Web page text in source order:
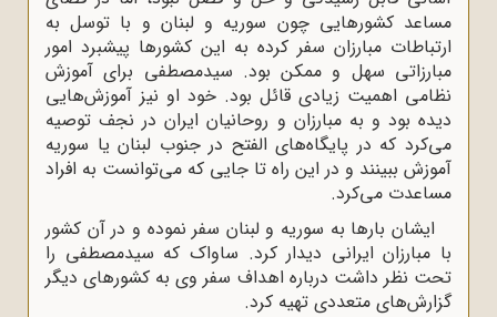
مساعد کشورهایی چون سوریه و لبنان و با توسل به
ارتباطات مبارزان سفر کرده به این کشورها پیشبرد امور
مبارزاتی سهل و ممکن بود. سیدمصطفی برای آموزش
نظامی اهمیت زیادی قائل بود. خود او نیز آموزش‌هایی‌
دیده بود و به مبارزان و روحانیان ایران در نجف توصیه
می‌کرد که در پایگاه‌های الفتح در جنوب لبنان یا سوریه
آموزش ببینند و در این راه تا جایی که می‌توانست به افراد
مساعدت می‌کرد.
ایشان بارها به سوریه و لبنان سفر نموده و در آن کشور
با مبارزان ایرانی دیدار کرد. ساواک که سیدمصطفی را
تحت نظر داشت درباره اهداف سفر وی به کشورهای دیگر
گزارش‌های متعددی تهیه کرد.